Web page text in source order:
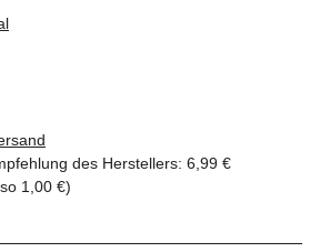
des Herstellers: 6,99 €
1,00 €)